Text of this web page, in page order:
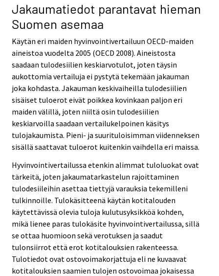
Jakaumatiedot parantavat hieman
Suomen asemaa
Käytän eri maiden hyvinvointivertailuun OECD-maiden
aineistoa vuodelta 2005 (OECD 2008). Aineistosta
saadaan tulodesiilien keskiarvotulot, joten täysin
aukottomia vertailuja ei pystytä tekemään jakauman
joka kohdasta. Jakauman keskivaiheilla tulodesiilien
sisäiset tuloerot eivät poikkea kovinkaan paljon eri
maiden välillä, joten niiltä osin tulodesiilien
keskiarvoilla saadaan vertailukelpoinen käsitys
tulojakaumista. Pieni- ja suurituloisimman viidenneksen
sisällä saattavat tuloerot kuitenkin vaihdella eri maissa.
Hyvinvointivertailussa etenkin alimmat tuloluokat ovat
tärkeitä, joten jakaumatarkastelun rajoittaminen
tulodesiileihin asettaa tiettyjä varauksia tekemilleni
tulkinnoille. Tulokäsitteenä käytän kotitalouden
käytettävissä olevia tuloja kulutusyksikköä kohden,
mikä lienee paras tulokäsite hyvinvointivertailussa, sillä
se ottaa huomioon sekä verotuksen ja saadut
tulonsiirrot että erot kotitalouksien rakenteessa.
Tulotiedot ovat ostovoimakorjattuja eli ne kuvaavat
kotitalouksien saamien tulojen ostovoimaa jokaisessa